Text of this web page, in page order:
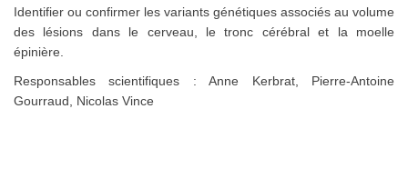
Identifier ou confirmer les variants génétiques associés au volume
des lésions dans le cerveau, le tronc cérébral et la moelle
épinière.
Responsables scientifiques : Anne Kerbrat, Pierre-Antoine
Gourraud, Nicolas Vince